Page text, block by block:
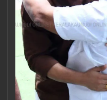
CINEMA
OPINION
PHOTOS